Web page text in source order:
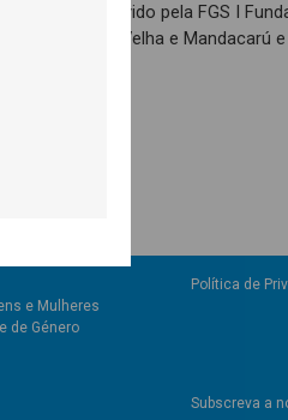
é promovido pela FGS I
CRL, Casa Velha e Mandacarú
I.P.
e Mulheres
de Género
Política de
Subscreva a